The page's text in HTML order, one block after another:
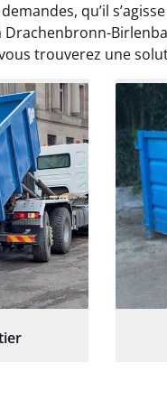
qu’il
trouverez une